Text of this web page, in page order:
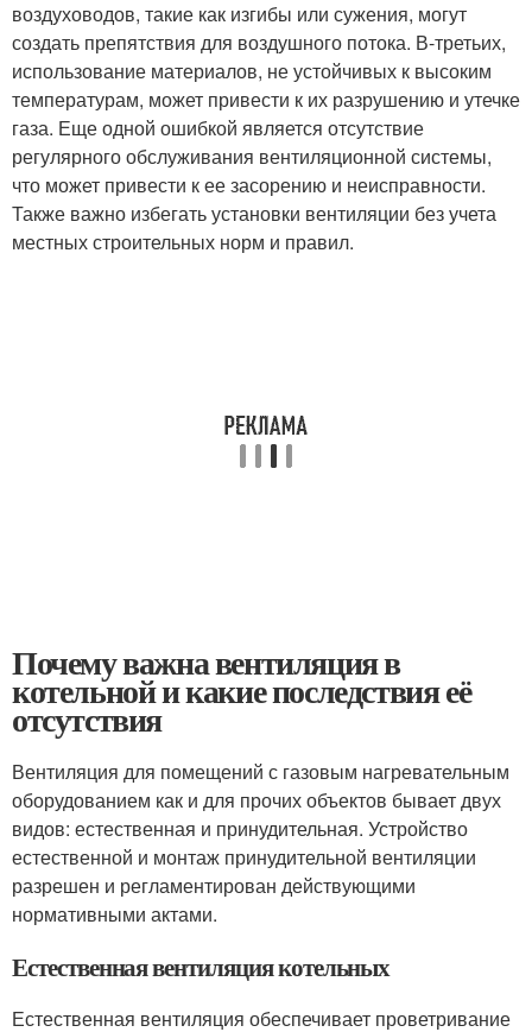
воздуховодов, такие как изгибы или сужения, могут
создать препятствия для воздушного потока. В-третьих,
использование материалов, не устойчивых к высоким
температурам, может привести к их разрушению и утечке
газа. Еще одной ошибкой является отсутствие
регулярного обслуживания вентиляционной системы,
что может привести к ее засорению и неисправности.
Также важно избегать установки вентиляции без учета
местных строительных норм и правил.
Почему важна вентиляция в
котельной и какие последствия её
отсутствия
Вентиляция для помещений с газовым нагревательным
оборудованием как и для прочих объектов бывает двух
видов: естественная и принудительная. Устройство
естественной и монтаж принудительной вентиляции
разрешен и регламентирован действующими
нормативными актами.
Естественная вентиляция котельных
Естественная вентиляция обеспечивает проветривание